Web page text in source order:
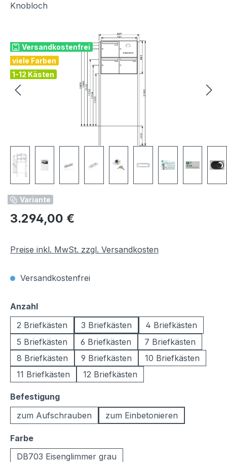
Knobloch
Versandkostenfrei
viele Farben
1-12 Kästen
Variante
Regulärer Preis:
3.294,00 €
Preise inkl. MwSt. zzgl. Versandkosten
Versandkostenfrei
Anzahlauswählen
2 Briefkästen
3 Briefkästen
4 Briefkästen
5 Briefkästen
6 Briefkästen
7 Briefkästen
8 Briefkästen
9 Briefkästen
10 Briefkästen
11 Briefkästen
12 Briefkästen
Befestigungauswählen
zum Aufschrauben
zum Einbetonieren
Farbeauswählen
DB703 Eisenglimmer grau